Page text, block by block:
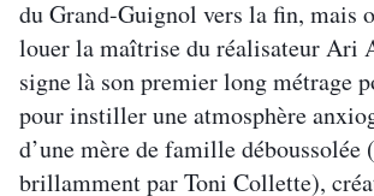
du Grand-Guignol vers la fin, mais
louer la maîtrise du réalisateur Ari
signe là son premier long métrage
pour instiller une atmosphère
d’une mère de famille déboussolée
brillamment par Toni Collette),